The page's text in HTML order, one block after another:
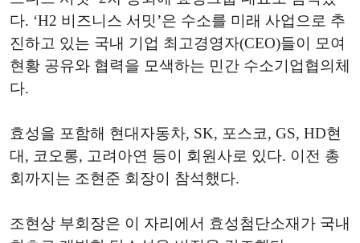
다. ‘H2 비즈니스 서밋’은 수소를 미래 사업으로 추
진하고 있는 국내 기업 최고경영자(CEO)들이 모여
현황 공유와 협력을 모색하는 민간 수소기업협의체
다.
효성을 포함해 현대자동차, SK, 포스코, GS, HD현
대, 코오롱, 고려아연 등이 회원사로 있다. 이전 총
회까지는 조현준 회장이 참석했다.
조현상 부회장은 이 자리에서 효성첨단소재가 국내